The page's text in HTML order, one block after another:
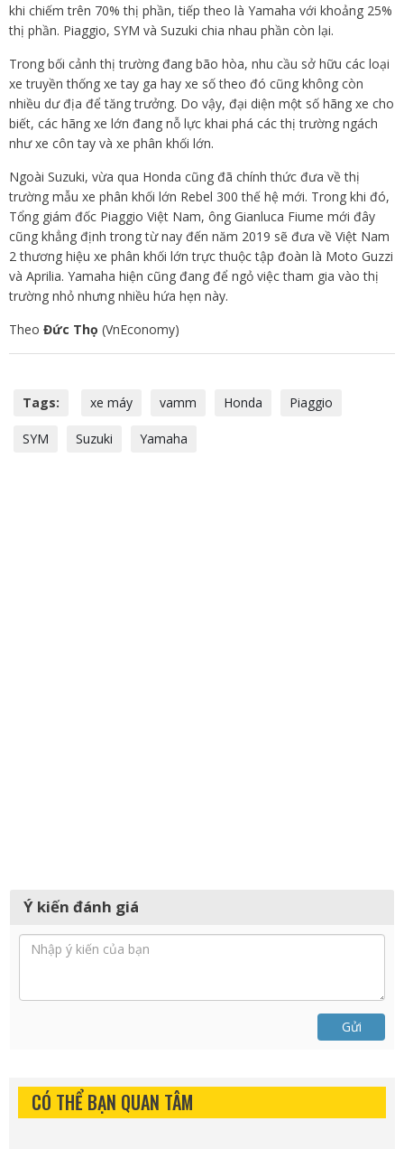
khi chiếm trên 70% thị phần, tiếp theo là Yamaha với khoảng 25%
thị phần. Piaggio, SYM và Suzuki chia nhau phần còn lại.
Trong bối cảnh thị trường đang bão hòa, nhu cầu sở hữu các loại
xe truyền thống xe tay ga hay xe số theo đó cũng không còn
nhiều dư địa để tăng trưởng. Do vậy, đại diện một số hãng xe cho
biết, các hãng xe lớn đang nỗ lực khai phá các thị trường ngách
như xe côn tay và xe phân khối lớn.
Ngoài Suzuki, vừa qua Honda cũng đã chính thức đưa về thị
trường mẫu xe phân khối lớn Rebel 300 thế hệ mới. Trong khi đó,
Tổng giám đốc Piaggio Việt Nam, ông Gianluca Fiume mới đây
cũng khẳng định trong từ nay đến năm 2019 sẽ đưa về Việt Nam
2 thương hiệu xe phân khối lớn trực thuộc tập đoàn là Moto Guzzi
và Aprilia. Yamaha hiện cũng đang để ngỏ việc tham gia vào thị
trường nhỏ nhưng nhiều hứa hẹn này.
Theo Đức Thọ (VnEconomy)
Tags: xe máy vamm Honda Piaggio
SYM Suzuki Yamaha
Ý kiến đánh giá
Gửi
CÓ THỂ BẠN QUAN TÂM